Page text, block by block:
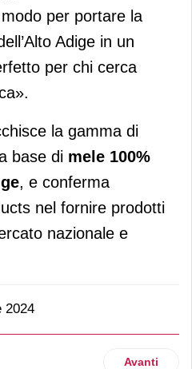
per portare la
Adige in un
per chi cerca
la gamma di
base di mele 100%
, e conferma
nel fornire prodotti
nazionale e
2024
rilancia la propria linea di
Articolo
Avanti